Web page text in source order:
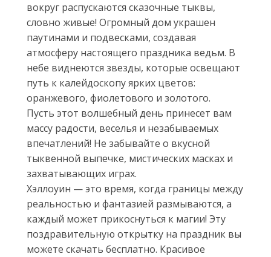
вокруг распускаются сказочные тыквы,
словно живые! Огромный дом украшен
паутинами и подвесками, создавая
атмосферу настоящего праздника ведьм. В
небе виднеются звезды, которые освещают
путь к калейдоскопу ярких цветов:
оранжевого, фиолетового и золотого.
Пусть этот волшебный день принесет вам
массу радости, веселья и незабываемых
впечатлений! Не забывайте о вкусной
тыквенной выпечке, мистических масках и
захватывающих играх.
Хэллоуин — это время, когда границы между
реальностью и фантазией размываются, а
каждый может прикоснуться к магии! Эту
поздравительную открытку на праздник вы
можете скачать бесплатно. Красивое